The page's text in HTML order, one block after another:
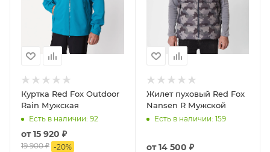
Куртка Red Fox Outdoor
Rain Мужская
Есть в наличии: 92
от15 920 ₽
19 900 ₽ -20%
Жилет пуховый Red Fox
Nansen R Мужской
Есть в наличии: 159
от14 500 ₽